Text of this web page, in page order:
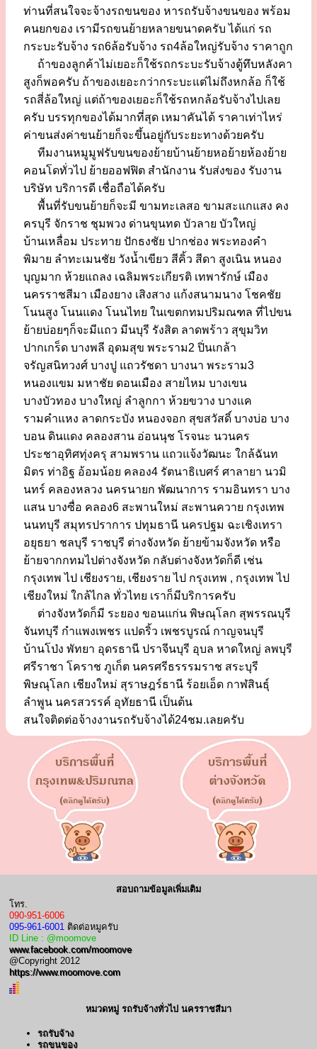
ท่านที่สนใจจะจ้างรถขนของ หารถรับจ้างขนของ พร้อม
คนยกของ เรามีรถขนย้ายหลายขนาดครับ ได้แก่ รถ
กระบะรับจ้าง รถ6ล้อรับจ้าง รถ4ล้อใหญ่รับจ้าง ราคาถูก
ถ้าของลูกค้าไม่เยอะก็ใช้รถกระบะรับจ้างตู้ทึบหลังคา
สูงก็พอครับ ถ้าของเยอะกว่ากระบะแต่ไม่ถึงหกล้อ ก็ใช้
รถสี่ล้อใหญ่ แต่ถ้าของเยอะก็ใช้รถหกล้อรับจ้างไปเลย
ครับ บรรทุกของได้มากที่สุด เหมาคันได้ ราคาเท่าไหร่
ค่าขนส่งค่าขนย้ายก็จะขึ้นอยู่กับระยะทางด้วยครับ
ทีมงานหมูมูฟรับขนของย้ายบ้านย้ายหอย้ายห้องย้าย
คอนโดทั่วไป ย้ายออฟฟิต สำนักงาน รับส่งของ รับงาน
บริษัท บริการดี เชื่อถือได้ครับ
พื้นที่รับขนย้ายก็จะมี ขามทะเลสอ ขามสะแกแสง คง
ครบุรี จักราช ชุมพวง ด่านขุนทด บัวลาย บัวใหญ่
บ้านเหลื่อม ประทาย ปักธงชัย ปากช่อง พระทองคำ
พิมาย ลำทะเมนชัย วังน้ำเขียว สีคิ้ว สีดา สูงเนิน หนอง
บุญมาก ห้วยแถลง เฉลิมพระเกียรติ เทพารักษ์ เมือง
นครราชสีมา เมืองยาง เสิงสาง แก้งสนามนาง โชคชัย
โนนสูง โนนแดง โนนไทย ในเขตกทมปริมณฑล ที่ไปขน
ย้ายบ่อยๆก็จะมีแถว มีนบุรี รังสิต ลาดพร้าว สุขุมวิท
ปากเกร็ด บางพลี อุดมสุข พระราม2 ปิ่นเกล้า
จรัญสนิทวงศ์ บางปู แถวรัชดา บางนา พระราม3
หนองแขม มหาชัย ดอนเมือง สายไหม บางเขน
บางบัวทอง บางใหญ่ ลำลูกกา ห้วยขวาง บางแค
รามคำแหง ลาดกระบัง หนองจอก สุขสวัสดิ์ บางบ่อ บาง
บอน ดินแดง คลองสาน อ่อนนุช โรจนะ นวนคร
ประชาอุทิศทุ่งครุ สามพราน แถวแจ้งวัฒนะ ใกล้ฉันท
มิตร ท่าอิฐ อ้อมน้อย คลอง4 รัตนาธิเบศร์ ศาลายา นวมิ
นทร์ คลองหลวง นครนายก พัฒนาการ รามอินทรา บาง
แสน บางซื่อ คลอง6 สะพานใหม่ สะพานควาย กรุงเทพ
นนทบุรี สมุทรปราการ ปทุมธานี นครปฐม ฉะเชิงเทรา
อยุธยา ชลบุรี ราชบุรี ต่างจังหวัด ย้ายข้ามจังหวัด หรือ
ย้ายจากกทมไปต่างจังหวัด กลับต่างจังหวัดก็ดี เช่น
กรุงเทพ ไป เชียงราย, เชียงราย ไป กรุงเทพ , กรุงเทพ ไป
เชียงใหม่ ใกล้ไกล ทั่วไทย เราก็มีบริการครับ
ต่างจังหวัดก็มี ระยอง ขอนแก่น พิษณุโลก สุพรรณบุรี
จันทบุรี กำแพงเพชร แปดริ้ว เพชรบูรณ์ กาญจนบุรี
บ้านโป่ง พัทยา อุดรธานี ปราจีนบุรี อุบล หาดใหญ่ ลพบุรี
ศรีราชา โคราช ภูเก็ต นครศรีธรรรมราช สระบุรี
พิษณุโลก เชียงใหม่ สุราษฎร์ธานี ร้อยเอ็ด กาฬสินธุ์
ลำพูน นครสวรรค์ อุทัยธานี เป็นต้น
สนใจติดต่อจ้างงานรถรับจ้างได้24ชม.เลยครับ
สอบถามข้อมูลเพิ่มเติม
โทร.
090-951-6006
095-961-6001 ติดต่อหมูครับ
ID Line : @moomove
www.facebook.com/moomove
@Copyright 2012
https://www.moomove.com
หมวดหมู่ รถรับจ้างทั่วไป นครราชสีมา
รถรับจ้าง
รถขนของ